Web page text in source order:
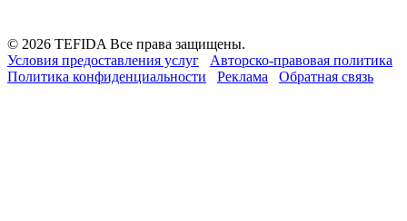
© 2026 TEFIDA Все права защищены.
Условия предоставления услуг
Авторско-правовая политика
Политика конфиденциальности
Реклама Обратная связь